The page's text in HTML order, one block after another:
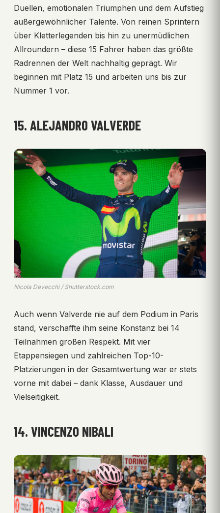
Duellen, emotionalen Triumphen und dem Aufstieg
außergewöhnlicher Talente. Von reinen Sprintern
über Kletterlegenden bis hin zu unermüdlichen
Allroundern – diese 15 Fahrer haben das größte
Radrennen der Welt nachhaltig geprägt. Wir
beginnen mit Platz 15 und arbeiten uns bis zur
Nummer 1 vor.
15. ALEJANDRO VALVERDE
Nicola Devecchi / Shutterstock.com
Auch wenn Valverde nie auf dem Podium in Paris
stand, verschaffte ihm seine Konstanz bei 14
Teilnahmen großen Respekt. Mit vier
Etappensiegen und zahlreichen Top-10-
Platzierungen in der Gesamtwertung war er stets
vorne mit dabei – dank Klasse, Ausdauer und
Vielseitigkeit.
14. VINCENZO NIBALI